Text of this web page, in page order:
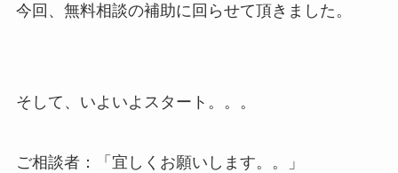
今回、無料相談の補助に回らせて頂きました。
そして、いよいよスタート。。。
ご相談者：「宜しくお願いします。。」